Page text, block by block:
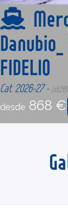
FIDELIO
Cat. 2026-27 -
desde 868 €